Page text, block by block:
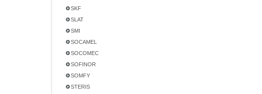
SKF
SLAT
SMI
SOCAMEL
SOCOMEC
SOFINOR
SOMFY
STERIS